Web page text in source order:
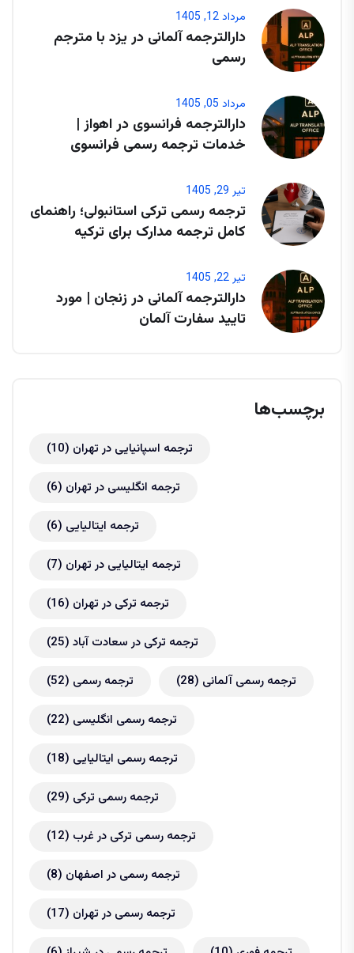
مرداد 12, 1405
دارالترجمه آلمانی در یزد با مترجم
رسمی
مرداد 05, 1405
دارالترجمه فرانسوی در اهواز |
خدمات ترجمه رسمی فرانسوی
تیر 29, 1405
ترجمه رسمی ترکی استانبولی؛ راهنمای
کامل ترجمه مدارک برای ترکیه
تیر 22, 1405
دارالترجمه آلمانی در زنجان | مورد
تایید سفارت آلمان
برچسب‌ها
ترجمه اسپانیایی در تهران (10)
ترجمه انگلیسی در تهران (6)
ترجمه ایتالیایی (6)
ترجمه ایتالیایی در تهران (7)
ترجمه ترکی در تهران (16)
ترجمه ترکی در سعادت آباد (25)
ترجمه رسمی (52) ترجمه رسمی آلمانی (28)
ترجمه رسمی انگلیسی (22)
ترجمه رسمی ایتالیایی (18)
ترجمه رسمی ترکی (29)
ترجمه رسمی ترکی در غرب (12)
ترجمه رسمی در اصفهان (8)
ترجمه رسمی در تهران (17)